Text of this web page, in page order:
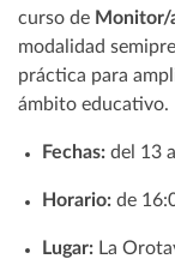
curso de Monitor/
modalidad
práctica para
ámbito educativo.
Fechas: del 13
Horario: de
Lugar: La